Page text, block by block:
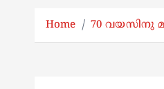
Home 70 വയസിനു